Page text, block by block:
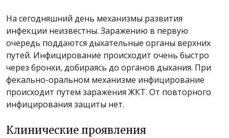
На сегодняшний день механизмы развития
инфекции неизвестны. Заражению в первую
очередь поддаются дыхательные органы верхних
путей. Инфицирование происходит очень быстро
через бронхи, добираясь до органов дыхания. При
фекально-оральном механизме инфицирование
происходит путем заражения ЖКТ. От повторного
инфицирования защиты нет.
Клинические проявления